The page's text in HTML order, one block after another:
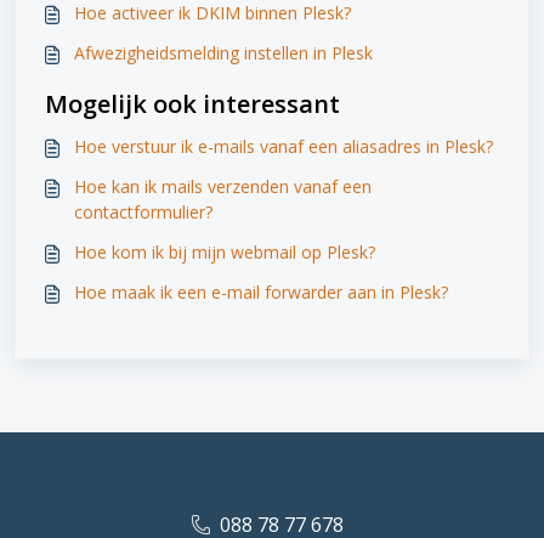
Hoe activeer ik DKIM binnen Plesk?
Afwezigheidsmelding instellen in Plesk
Mogelijk ook interessant
Hoe verstuur ik e-mails vanaf een aliasadres in Plesk?
Hoe kan ik mails verzenden vanaf een
contactformulier?
Hoe kom ik bij mijn webmail op Plesk?
Hoe maak ik een e-mail forwarder aan in Plesk?
088 78 77 678